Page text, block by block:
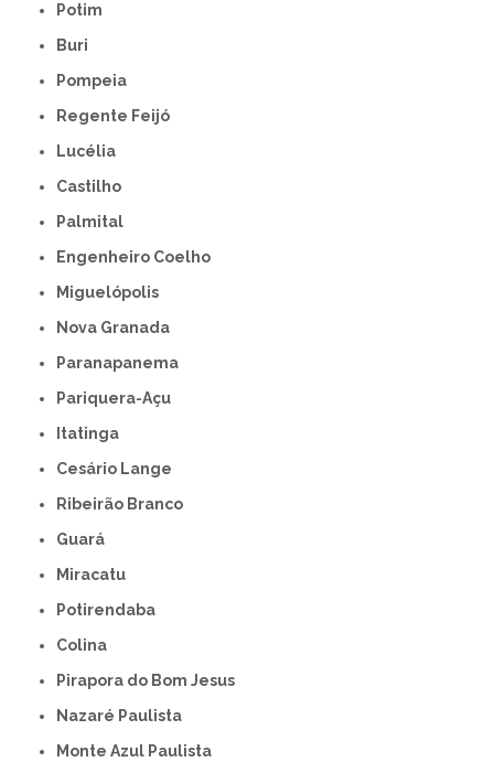
Potim
Buri
Pompeia
Regente Feijó
Lucélia
Castilho
Palmital
Engenheiro Coelho
Miguelópolis
Nova Granada
Paranapanema
Pariquera-Açu
Itatinga
Cesário Lange
Ribeirão Branco
Guará
Miracatu
Potirendaba
Colina
Pirapora do Bom Jesus
Nazaré Paulista
Monte Azul Paulista